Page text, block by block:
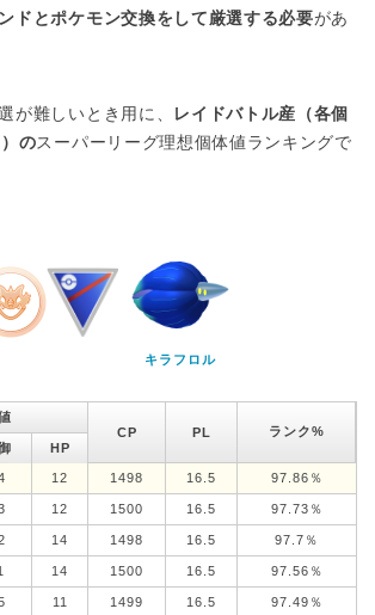
ドとポケモン交換をして厳選する必要があ
が難しいとき用に、
レイドバトル産（各個
のスーパーリーグ理想個体値ランキングで
キラフロル
CP
PL
ランク%
HP
12 1498 16.5 97.86％
12 1500 16.5 97.73％
14 1498 16.5 97.7％
14 1500 16.5 97.56％
11 1499 16.5 97.49％